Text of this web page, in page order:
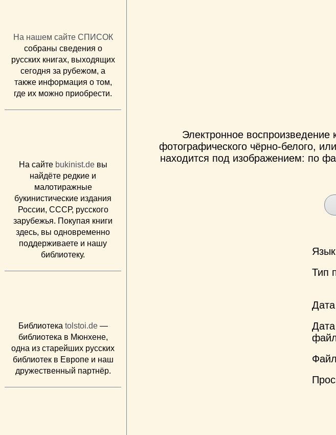
На нашем сайте СПИСОК
собраны сведения о
русских книгах, выходящих
сегодня за рубежом, а
также информация о том,
где их можно приобрести.
На сайте bukinist.deвы
найдёте редкие и
малотиражные
букинистические издания
России, СССР, русского
зарубежья. Покупая книги
здесь, вы одновременно
поддерживаете и нашу
библиотеку.
Библиотека tolstoi.de—
библиотека в Мюнхене,
одна из старейших русских
библиотек в Европе и наш
дружественный партнёр.
Электронное воспроизведение
фотографического чёрно-белого,
находится под изображением: по
Язык
Тип